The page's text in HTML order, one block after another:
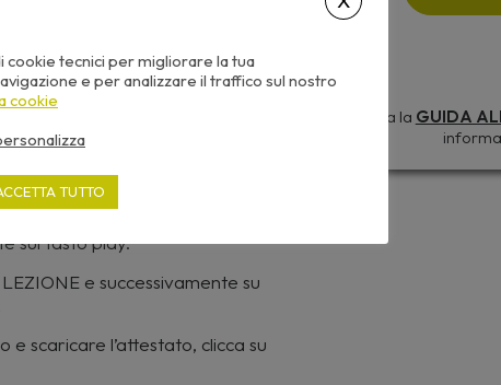
senza vincoli di orario
scheda del seminario sotto
PRENOTAZIONI e
della sezione
sul tasto play.
e successivamente su
e scaricare l’attestato, clicca su
Consulta la GUIDA
cookie tecnici per migliorare la tua
e per analizzare il traffico sul nostro
cookie
TUTTO